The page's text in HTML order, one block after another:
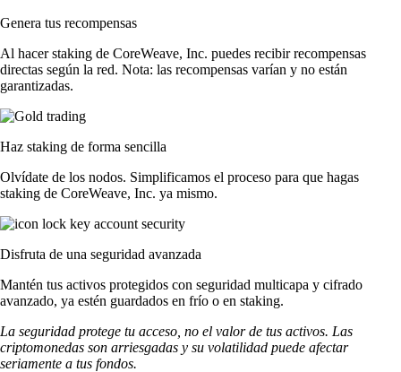
Genera tus recompensas
Al hacer staking de CoreWeave, Inc. puedes recibir recompensas
directas según la red. Nota: las recompensas varían y no están
garantizadas.
Haz staking de forma sencilla
Olvídate de los nodos. Simplificamos el proceso para que hagas
staking de CoreWeave, Inc. ya mismo.
Disfruta de una seguridad avanzada
Mantén tus activos protegidos con seguridad multicapa y cifrado
avanzado, ya estén guardados en frío o en staking.
La seguridad protege tu acceso, no el valor de tus activos. Las
criptomonedas son arriesgadas y su volatilidad puede afectar
seriamente a tus fondos.